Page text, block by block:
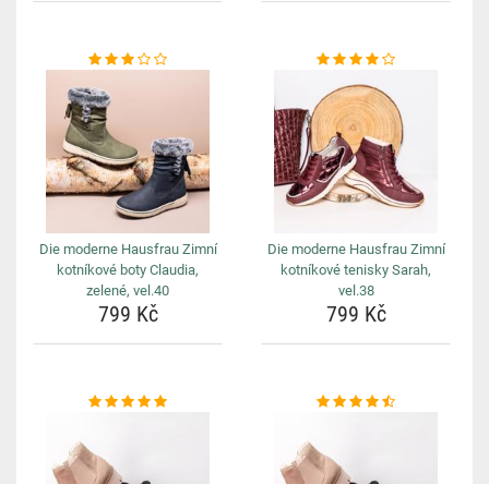
Die moderne Hausfrau Zimní
kotníkové boty Claudia,
zelené, vel.40
799 Kč
Die moderne Hausfrau Zimní
kotníkové tenisky Sarah,
vel.38
799 Kč